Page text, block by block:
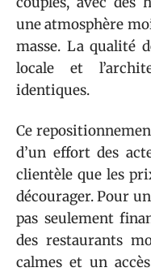
une atmosphère
masse. La qualité
locale et
identiques.
Ce
d’un effort des
clientèle que les
décourager. Pour
pas seulement
des restaurants
calmes et un